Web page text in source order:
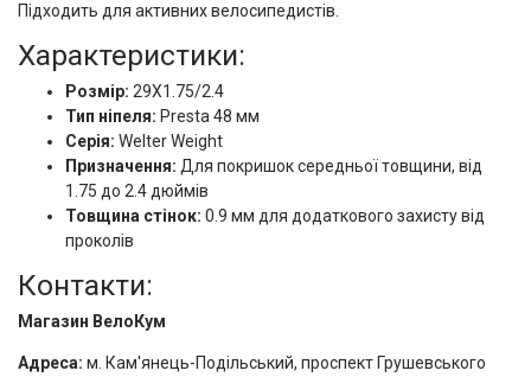
Підходить для активних велосипедистів.
Характеристики:
Розмір: 29X1.75/2.4
Тип ніпеля: Presta 48 мм
Серія: Welter Weight
Призначення: Для покришок середньої товщини, від
1.75 до 2.4 дюймів
Товщина стінок: 0.9 мм для додаткового захисту від
проколів
Контакти:
Магазин ВелоКум
Адреса: м. Кам'янець-Подільський, проспект Грушевського